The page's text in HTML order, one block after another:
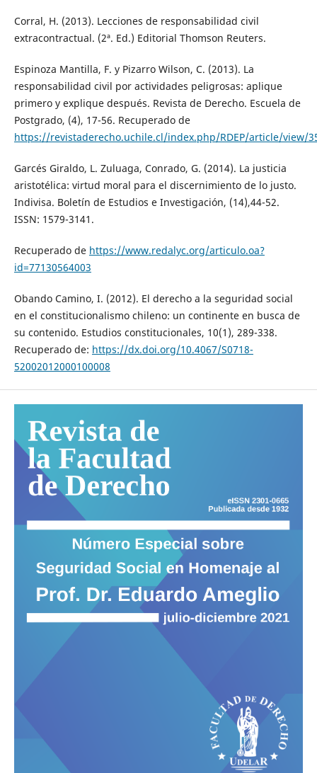
Corral, H. (2013). Lecciones de responsabilidad civil
extracontractual. (2ª. Ed.) Editorial Thomson Reuters.
Espinoza Mantilla, F. y Pizarro Wilson, C. (2013). La
responsabilidad civil por actividades peligrosas: aplique
primero y explique después. Revista de Derecho. Escuela de
Postgrado, (4), 17-56. Recuperado de
https://revistaderecho.uchile.cl/index.php/RDEP/article/view/
Garcés Giraldo, L. Zuluaga, Conrado, G. (2014). La justicia
aristotélica: virtud moral para el discernimiento de lo justo.
Indivisa. Boletín de Estudios e Investigación, (14),44-52.
ISSN: 1579-3141.
Recuperado de https://www.redalyc.org/articulo.oa?
id=77130564003
Obando Camino, I. (2012). El derecho a la seguridad social
en el constitucionalismo chileno: un continente en busca de
su contenido. Estudios constitucionales, 10(1), 289-338.
Recuperado de: https://dx.doi.org/10.4067/S0718-
52002012000100008